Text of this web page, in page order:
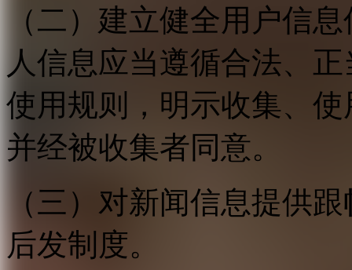
（二）建立健全用户信
人信息应当遵循合法、
使用规则，明示收集、
并经被收集者同意。
（三）对新闻信息提供
后发制度。